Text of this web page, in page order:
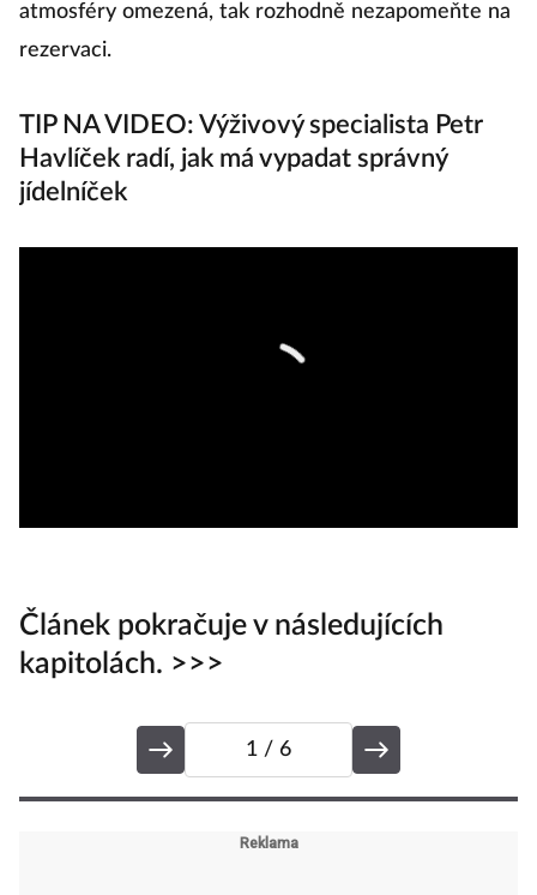
atmosféry omezená, tak rozhodně nezapomeňte na
rezervaci.
TIP NA VIDEO: Výživový specialista Petr
Havlíček radí, jak má vypadat správný
jídelníček
Článek pokračuje v následujících
kapitolách. >>>
1 / 6